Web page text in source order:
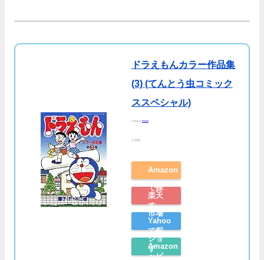
ドラえもんカラー作品集
(3) (てんとう虫コミック
ススペシャル)
created by Rinker
小学館
Amazon
で探
す
楽天
市場
で探
す
Yahoo
ショ
ッピ
Amazon